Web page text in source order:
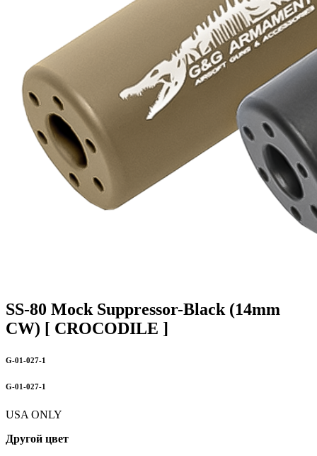
SS-80 Mock Suppressor-Black (14mm
CW) [ CROCODILE ]
G-01-027-1
G-01-027-1
USA ONLY
Другой цвет